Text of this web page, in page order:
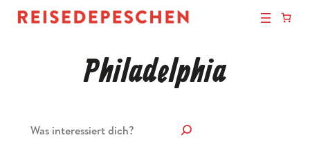
Philadelphia